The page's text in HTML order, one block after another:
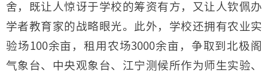
舍，既让人惊讶于学校的筹资有方，又让人钦佩办
学者教育家的战略眼光。此外，学校还拥有农业实
验场100余亩，租用农场3000余亩，争取到北极阁
气象台、中央观象台、江宁测候所作为师生实验、